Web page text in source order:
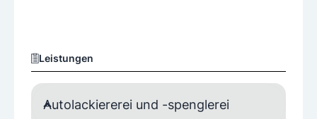
Leistungen
Autolackiererei und -spenglerei